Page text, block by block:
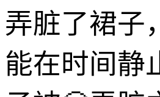
弄脏了裙子
能在时间静